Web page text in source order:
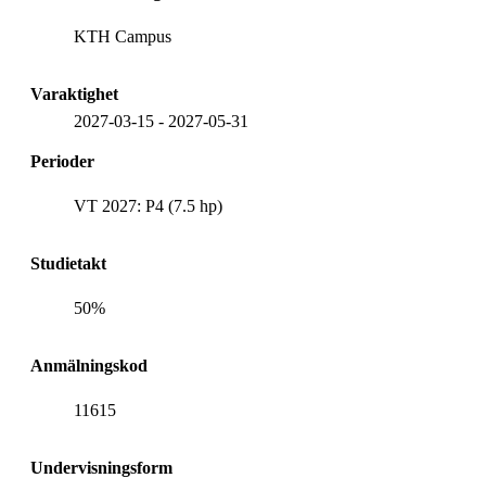
KTH Campus
Varaktighet
2027-03-15 - 2027-05-31
Perioder
VT 2027: P4 (7.5 hp)
Studietakt
50%
Anmälningskod
11615
Undervisningsform